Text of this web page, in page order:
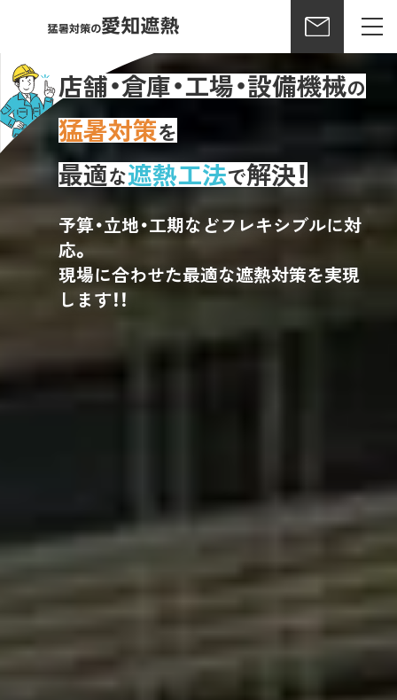
店舗・倉庫・工場・設備機械の
猛暑対策を
最適な遮熱工法で解決！
予算・立地・工期などフレキシブルに対
応。
現場に合わせた最適な遮熱対策を実現
します！！